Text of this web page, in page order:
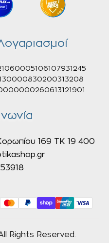
169 ΤΚ 19 400
Rights Reserved.